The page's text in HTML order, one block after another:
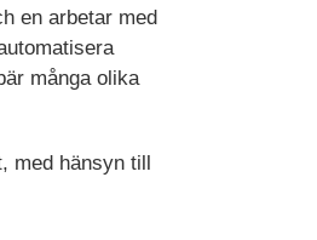
en arbetar med
många olika
med hänsyn till